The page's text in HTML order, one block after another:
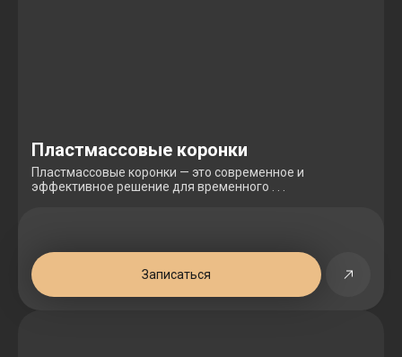
Пластмассовые коронки
Пластмассовые коронки — это современное и
эффективное решение для временного . . .
Записаться